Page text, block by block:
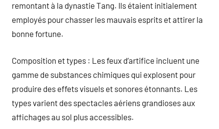
remontant à la dynastie Tang. Ils étaient initialement
employés pour chasser les mauvais esprits et attirer la
bonne fortune.
Composition et types : Les feux d’artifice incluent une
gamme de substances chimiques qui explosent pour
produire des effets visuels et sonores étonnants. Les
types varient des spectacles aériens grandioses aux
affichages au sol plus accessibles.